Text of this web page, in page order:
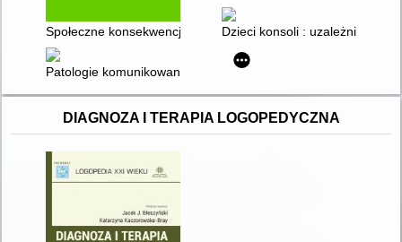
Społeczne konsekwencje cyberprzemocy i deficytów
Dzieci konsoli : uzależnienie od
Patologie komunikowania w Internecie : zagrożenia i skutki dla
DIAGNOZA I TERAPIA LOGOPEDYCZNA